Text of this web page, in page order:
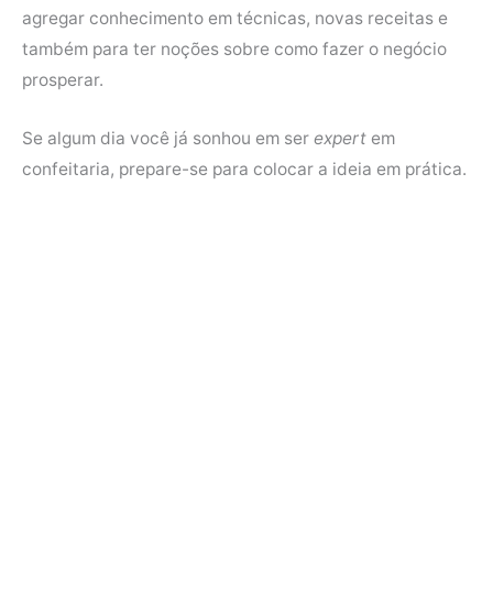
o
agregar conhecimento em técnicas, novas receitas e
também para ter noções sobre como fazer o negócio
prosperar.
Se algum dia você já sonhou em ser expert em
confeitaria, prepare-se para colocar a ideia em prática.